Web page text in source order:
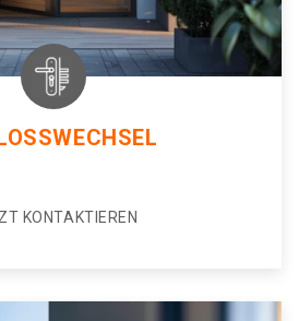
KONTAKTIEREN